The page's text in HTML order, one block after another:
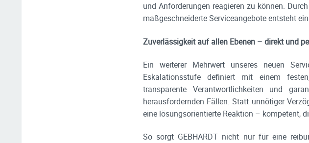
und Anforderungen reagieren zu können.
maßgeschneiderte Serviceangebote entsteht
Zuverlässigkeit auf allen Ebenen – direkt und
Ein weiterer Mehrwert unseres neuen
Eskalationsstufe definiert mit einem
transparente Verantwortlichkeiten und
herausfordernden Fällen. Statt unnötiger
eine lösungsorientierte Reaktion – kompetent,
So sorgt GEBHARDT nicht nur für eine